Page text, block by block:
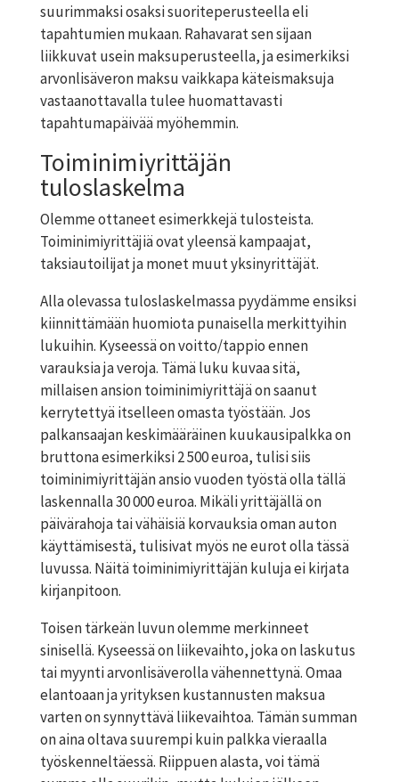
suurimmaksi osaksi suoriteperusteella eli
tapahtumien mukaan. Rahavarat sen sijaan
liikkuvat usein maksuperusteella, ja esimerkiksi
arvonlisäveron maksu vaikkapa käteismaksuja
vastaanottavalla tulee huomattavasti
tapahtumapäivää myöhemmin.
Toiminimiyrittäjän
tuloslaskelma
Olemme ottaneet esimerkkejä tulosteista.
Toiminimiyrittäjiä ovat yleensä kampaajat,
taksiautoilijat ja monet muut yksinyrittäjät.
Alla olevassa tuloslaskelmassa pyydämme ensiksi
kiinnittämään huomiotapunaisellamerkittyihin
lukuihin. Kyseessä on voitto/tappio ennen
varauksia ja veroja. Tämä luku kuvaa sitä,
millaisen ansion toiminimiyrittäjä on saanut
kerrytettyä itselleen omasta työstään. Jos
palkansaajan keskimääräinen kuukausipalkka on
bruttona esimerkiksi 2 500 euroa, tulisi siis
toiminimiyrittäjän ansio vuoden työstä olla tällä
laskennalla 30 000 euroa. Mikäli yrittäjällä on
päivärahoja tai vähäisiä korvauksia oman auton
käyttämisestä, tulisivat myös ne eurot olla tässä
luvussa. Näitä toiminimiyrittäjän kuluja ei kirjata
kirjanpitoon.
Toisen tärkeän luvun olemme merkinneet
sinisellä. Kyseessä on liikevaihto, joka on laskutus
tai myynti arvonlisäverolla vähennettynä. Omaa
elantoaan ja yrityksen kustannusten maksua
varten on synnyttävä liikevaihtoa. Tämän summan
on aina oltava suurempi kuin palkka vieraalla
työskenneltäessä. Riippuen alasta, voi tämä